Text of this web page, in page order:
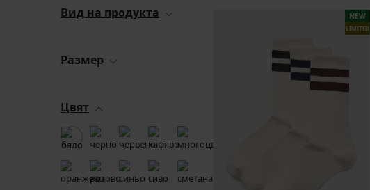
Вид на продукта
Размер
Цвят
NEW
LIMITED